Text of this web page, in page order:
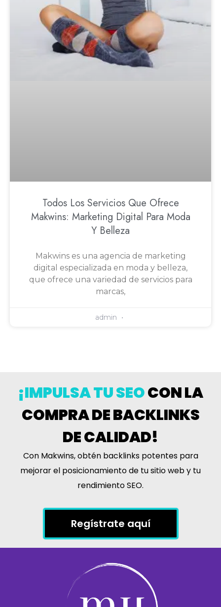
Todos Los Servicios Que Ofrece
Makwins: Marketing Digital Para Moda
Y Belleza
Makwins es una agencia de marketing
digital especializada en moda y belleza,
que ofrece una variedad de servicios para
marcas,
admin
¡IMPULSA TU SEOCON LA
COMPRA DE BACKLINKS
DE CALIDAD!
Con Makwins, obtén backlinks potentes para
mejorar el posicionamiento de tu sitio web y tu
rendimiento SEO.
Regístrate aquí